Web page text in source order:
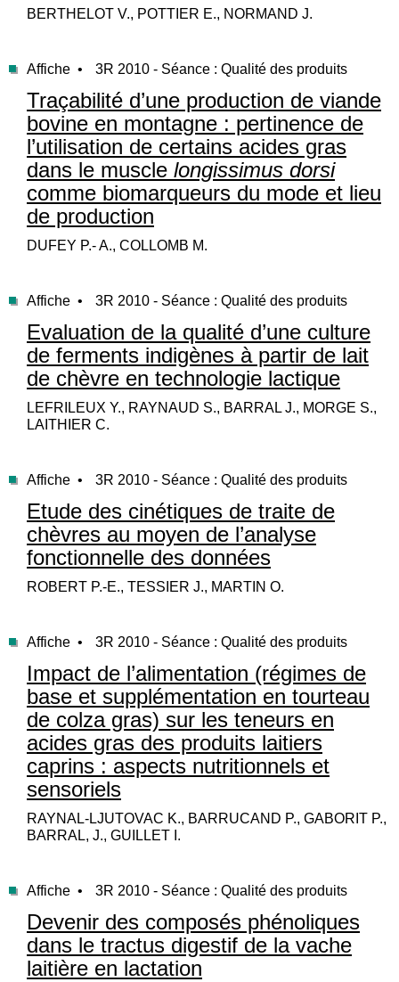
BERTHELOT V., POTTIER E., NORMAND J.
Affiche • 3R 2010 - Séance : Qualité des produits
Traçabilité d’une production de viande
bovine en montagne : pertinence de
l’utilisation de certains acides gras
dans le muscle longissimus dorsi
comme biomarqueurs du mode et lieu
de production
DUFEY P.- A., COLLOMB M.
Affiche • 3R 2010 - Séance : Qualité des produits
Evaluation de la qualité d’une culture
de ferments indigènes à partir de lait
de chèvre en technologie lactique
LEFRILEUX Y., RAYNAUD S., BARRAL J., MORGE S.,
LAITHIER C.
Affiche • 3R 2010 - Séance : Qualité des produits
Etude des cinétiques de traite de
chèvres au moyen de l’analyse
fonctionnelle des données
ROBERT P.-E., TESSIER J., MARTIN O.
Affiche • 3R 2010 - Séance : Qualité des produits
Impact de l’alimentation (régimes de
base et supplémentation en tourteau
de colza gras) sur les teneurs en
acides gras des produits laitiers
caprins : aspects nutritionnels et
sensoriels
RAYNAL-LJUTOVAC K., BARRUCAND P., GABORIT P.,
BARRAL, J., GUILLET I.
Affiche • 3R 2010 - Séance : Qualité des produits
Devenir des composés phénoliques
dans le tractus digestif de la vache
laitière en lactation